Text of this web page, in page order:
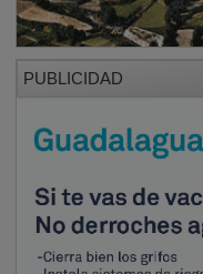
PUBLICIDAD